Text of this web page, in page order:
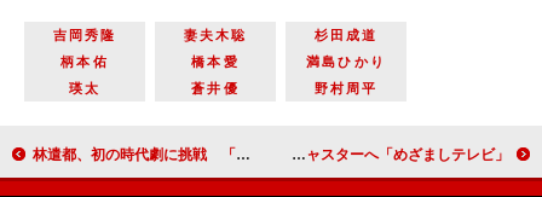
吉岡秀隆 妻夫木聡
杉田成道
柄本佑
橋本愛
満島ひかり
瑛太
蒼井優 野村周平
林遣都、初の時代劇に挑戦 「緊張を切らさずやり切った」 「めざましテレビ」６代目お天気キャスターに新卒生 長野美郷アナは「めざましどようび」メーンキャスターへ